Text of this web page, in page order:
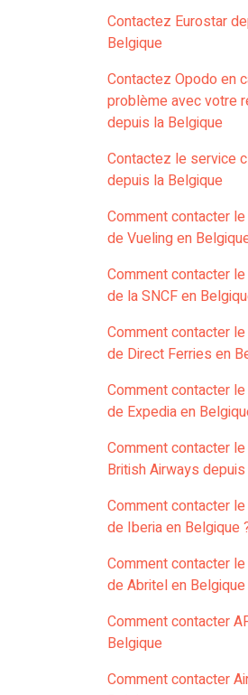
Contactez Eurostar
Belgique
Contactez Opodo en
problème avec votre
depuis la Belgique
Contactez le service
depuis la Belgique
Comment contacter
de Vueling en
Comment contacter
de la SNCF en
Comment contacter
de Direct Ferries en
Comment contacter
de Expedia en
Comment contacter
British Airways
Comment contacter
de Iberia en Belgique
Comment contacter
de Abritel en Belgique
Comment contacter
Belgique
Comment contacter